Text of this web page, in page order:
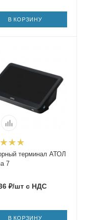
В КОРЗИНУ
терминал АТОЛ
7
₽/штс НДС
В КОРЗИНУ